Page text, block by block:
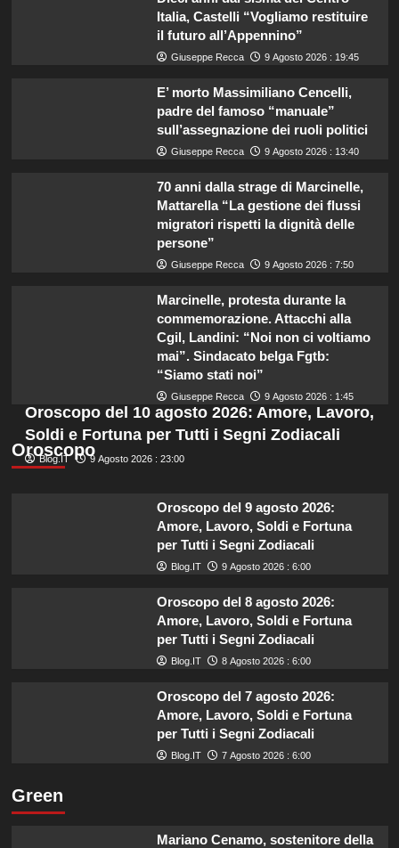
Italia, Castelli “Vogliamo restituire
il futuro all’Appennino”
Giuseppe Recca 9 Agosto 2026 : 19:45
E’ morto Massimiliano Cencelli,
padre del famoso “manuale”
sull’assegnazione dei ruoli politici
Giuseppe Recca 9 Agosto 2026 : 13:40
70 anni dalla strage di Marcinelle,
Mattarella “La gestione dei flussi
migratori rispetti la dignità delle
persone”
Giuseppe Recca 9 Agosto 2026 : 7:50
Marcinelle, protesta durante la
commemorazione. Attacchi alla
Cgil, Landini: “Noi non ci voltiamo
mai”. Sindacato belga Fgtb:
“Siamo stati noi”
Giuseppe Recca 9 Agosto 2026 : 1:45
Oroscopo
Oroscopo del 10 agosto 2026: Amore, Lavoro,
Soldi e Fortuna per Tutti i Segni Zodiacali
Blog.IT 9 Agosto 2026 : 23:00
Oroscopo del 9 agosto 2026:
Amore, Lavoro, Soldi e Fortuna
per Tutti i Segni Zodiacali
Blog.IT 9 Agosto 2026 : 6:00
Oroscopo del 8 agosto 2026:
Amore, Lavoro, Soldi e Fortuna
per Tutti i Segni Zodiacali
Blog.IT 8 Agosto 2026 : 6:00
Oroscopo del 7 agosto 2026:
Amore, Lavoro, Soldi e Fortuna
per Tutti i Segni Zodiacali
Blog.IT 7 Agosto 2026 : 6:00
Green
Mariano Cenamo, sostenitore della